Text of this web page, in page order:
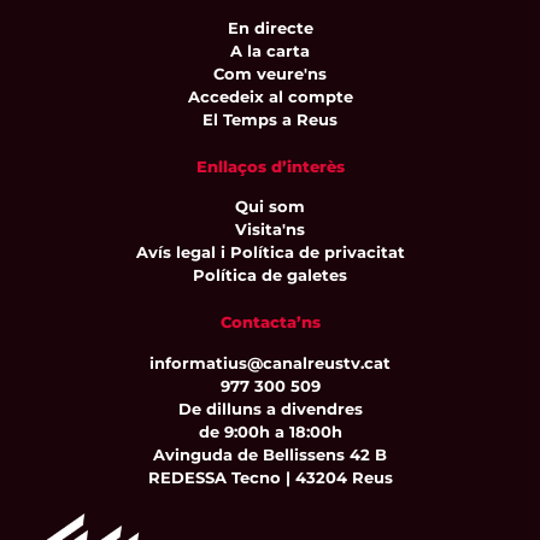
En directe
A la carta
Com veure'ns
Accedeix al compte
El Temps a Reus
Enllaços d’interès
Qui som
Visita'ns
Avís legal i Política de privacitat
Política de galetes
Contacta’ns
informatius@canalreustv.cat
977 300 509
De dilluns a divendres
de 9:00h a 18:00h
Avinguda de Bellissens 42 B
REDESSA Tecno | 43204 Reus